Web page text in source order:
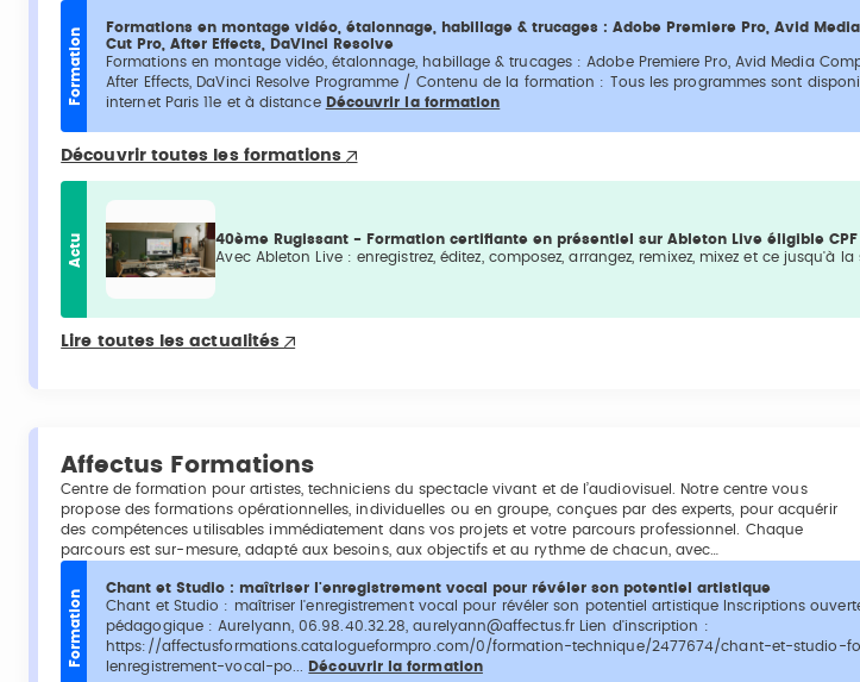
Formation
Formations en montage vidéo, étalonnage, habillage & trucages : Adobe Premiere Pro, Avid Media
Cut Pro, After Effects, DaVinci Resolve
Formations en montage vidéo, étalonnage, habillage & trucages : Adobe Premiere Pro, Avid Media
After Effects, DaVinci Resolve Programme / Contenu de la formation : Tous les programmes sont
internet Paris 11e et à distance Découvrir la formation
Découvrir toutes les formations
Actu
40ème Rugissant - Formation certifiante en présentiel sur Ableton Live éligible CPF
Avec Ableton Live : enregistrez, éditez, composez, arrangez, remixez, mixez et ce jusqu'à la
Lire toutes les actualités
Affectus Formations
Centre de formation pour artistes, techniciens du spectacle vivant et de l’audiovisuel. Notre centre vous
propose des formations opérationnelles, individuelles ou en groupe, conçues par des experts, pour acquérir
des compétences utilisables immédiatement dans vos projets et votre parcours professionnel. Chaque
parcours est sur-mesure, adapté aux besoins, aux objectifs et au rythme de chacun, avec…
Formation
Chant et Studio : maîtriser l'enregistrement vocal pour révéler son potentiel artistique
Chant et Studio : maîtriser l'enregistrement vocal pour révéler son potentiel artistique Inscriptions
pédagogique : Aurelyann, 06.98.40.32.28, aurelyann@affectus.fr Lien d'inscription :
https://affectusformations.catalogueformpro.com/0/formation-technique/2477674/chant-et-studio-
lenregistrement-vocal-po...
Découvrir la formation